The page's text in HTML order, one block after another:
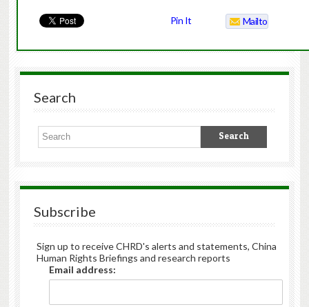
Pin It Mailto
Search
Subscribe
Sign up to receive CHRD's alerts and statements, China
Human Rights Briefings and research reports
Email address: